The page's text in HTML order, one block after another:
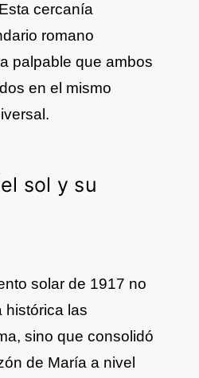
cercanía
romano
palpable que ambos
en el mismo
sol y su
solar de 1917 no
histórica las
sino que consolidó
de María a nivel